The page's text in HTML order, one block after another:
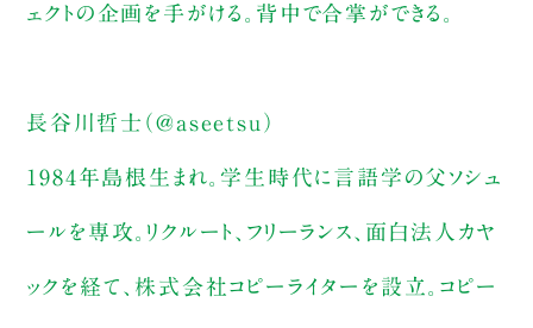
ェクトの企画を手がける。背中で合掌ができる。
長谷川哲士（@aseetsu）
1984年島根生まれ。学生時代に言語学の父ソシュ
ールを専攻。リクルート、フリーランス、面白法人カヤ
ックを経て、株式会社コピーライターを設立。コピー